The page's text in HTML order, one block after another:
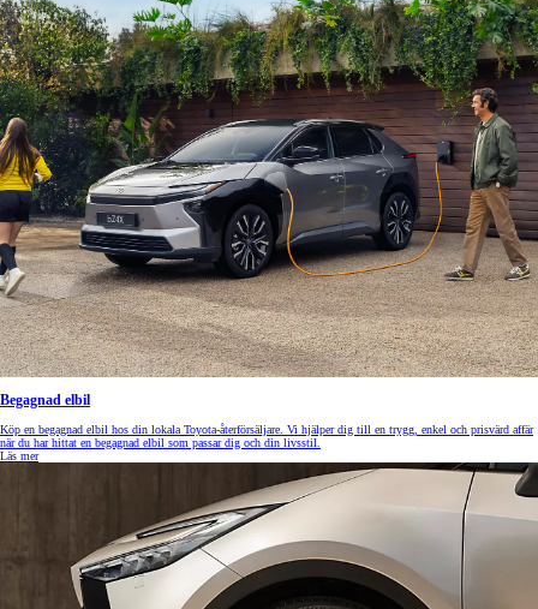
Begagnad elbil
Köp en begagnad elbil hos din lokala Toyota-återförsäljare. Vi hjälper dig till en trygg, enkel och prisvärd affär
när du har hittat en begagnad elbil som passar dig och din livsstil.
Läs mer